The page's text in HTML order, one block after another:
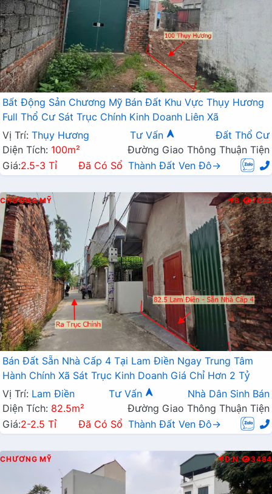
Bất Động Sản Chương Mỹ Bán Đất Khu Vực Thụy Hương
Full Thổ Cư Sát Trục Chính Kinh Doanh Liên Xã
Vị Trí: Thụy Hương Tư Vấn
Đất Thổ Cư
Diện Tích: 100m²
Đường Giao Thông Thuận Tiện
Giá:2.5-3 Tỉ Đã Có Sổ Thành Đất Ven Đô→
CHƯƠNG MỸ B 7023
Bán Đất Sẵn Nhà Cấp 4 Tại Lam Điền Ngay Trung Tâm
Hành Chính Xã Sát Trục Kinh Doanh Giá Chỉ Hơn 2 Tỷ
Vị Trí: Lam Điền Tư Vấn
Nhà Dân Sinh Bán
Diện Tích: 82.5m²
Đường Giao Thông Thuận Tiện
Giá:2-2.5 Tỉ Đã Có Sổ Thành Đất Ven Đô→
CHƯƠNG MỸ Đ.N 3484